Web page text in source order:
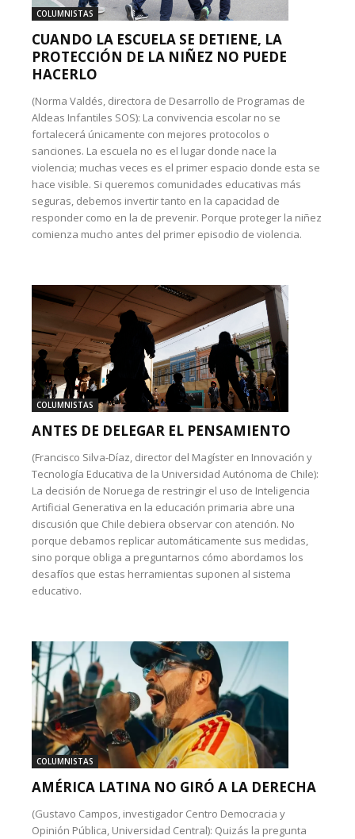
COLUMNISTAS
CUANDO LA ESCUELA SE DETIENE, LA
PROTECCIÓN DE LA NIÑEZ NO PUEDE
HACERLO
(Norma Valdés, directora de Desarrollo de Programas de
Aldeas Infantiles SOS): La convivencia escolar no se
fortalecerá únicamente con mejores protocolos o
sanciones. La escuela no es el lugar donde nace la
violencia; muchas veces es el primer espacio donde esta se
hace visible. Si queremos comunidades educativas más
seguras, debemos invertir tanto en la capacidad de
responder como en la de prevenir. Porque proteger la niñez
comienza mucho antes del primer episodio de violencia.
COLUMNISTAS
ANTES DE DELEGAR EL PENSAMIENTO
(Francisco Silva-Díaz, director del Magíster en Innovación y
Tecnología Educativa de la Universidad Autónoma de Chile):
La decisión de Noruega de restringir el uso de Inteligencia
Artificial Generativa en la educación primaria abre una
discusión que Chile debiera observar con atención. No
porque debamos replicar automáticamente sus medidas,
sino porque obliga a preguntarnos cómo abordamos los
desafíos que estas herramientas suponen al sistema
educativo.
COLUMNISTAS
AMÉRICA LATINA NO GIRÓ A LA DERECHA
(Gustavo Campos, investigador Centro Democracia y
Opinión Pública, Universidad Central): Quizás la pregunta